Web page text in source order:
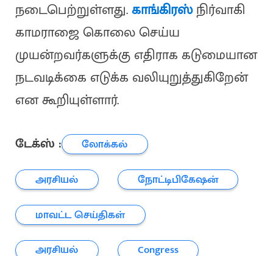
நடைபெற்றுள்ளது.காங்கிரஸ்நிர்வாகி
காமராஜை கொலை செய்ய
முயன்றவர்களுக்கு எதிராக கடுமையான
நடவடிக்கை எடுக்க வலியுறுத்துகிறேன்
என கூறியுள்ளார்.
டேக்ஸ் :
லோக்கல்
அரசியல்
நோட்டிபிகேஷன்
மாவட்ட செய்திகள்
அரசியல்
Congress